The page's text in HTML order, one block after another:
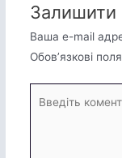
Залишити
Ваша e-mail
Обов’язкові